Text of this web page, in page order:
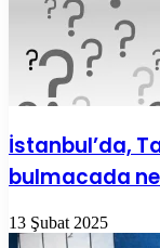
İstanbul’da,
bulmacada
13 Şubat 2025